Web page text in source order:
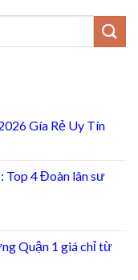
Gía Rẻ Uy Tín
Top 4 Đoàn lân sư
Quận 1 giá chỉ từ